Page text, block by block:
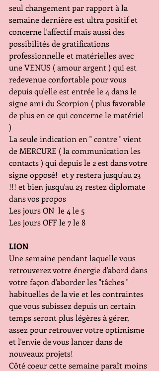
seul changement par rapport à la
semaine dernière est ultra positif et
concerne l'affectif mais aussi des
possibilités de gratifications
professionnelle et matérielles avec
une VENUS ( amour argent ) qui est
redevenue confortable pour vous
depuis qu'elle est entrée le 4 dans le
signe ami du Scorpion ( plus favorable
de plus en ce qui concerne le matériel
)
La seule indication en " contre " vient
de MERCURE ( la communication les
contacts ) qui depuis le 2 est dans votre
signe opposé!  et y restera jusqu'au 23
!!! et bien jusqu'au 23 restez diplomate
dans vos propos
Les jours ON  le 4 le 5
Les jours OFF le 7 le 8
LION
Une semaine pendant laquelle vous
retrouverez votre énergie d'abord dans
votre façon d'aborder les "tâches "
habituelles de la vie et les contraintes
que vous subissez depuis un certain
temps seront plus légères à gérer,
assez pour retrouver votre optimisme
et l'envie de vous lancer dans de
nouveaux projets!
Côté coeur cette semaine paraît moins